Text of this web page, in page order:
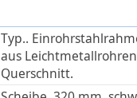
Typ..
aus
Querschnitt.